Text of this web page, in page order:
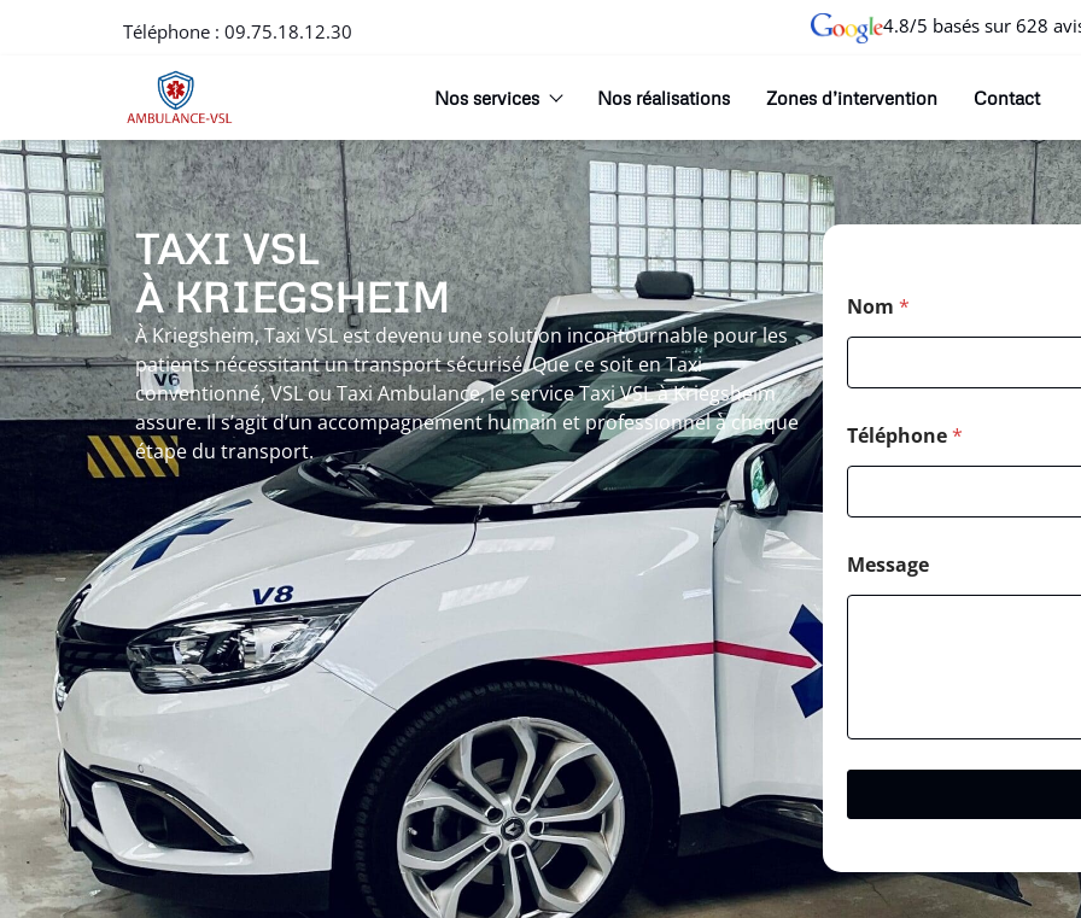
Téléphone : 09.75.18.12.30 4.8/5 basés sur 628
Nos services Nos réalisations Zones d’intervention Contact
TAXI VSL
À KRIEGSHEIM
À Kriegsheim, Taxi VSL est devenu une solution incontournable pour les
patients nécessitant un transport sécurisé. Que ce soit en Taxi
conventionné, VSL ou Taxi Ambulance, le service Taxi VSL à Kriegsheim
assure. Il s’agit d’un accompagnement humain et professionnel à chaque
étape du transport.
Nom *
Téléphone*
Message